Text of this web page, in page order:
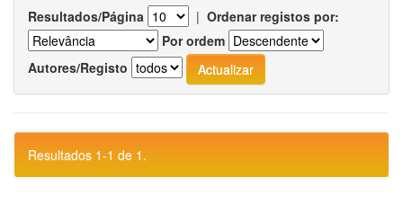
Resultados/Página | Ordenar registos por:
Por ordem
Autores/Registo
Resultados 1-1 de 1.